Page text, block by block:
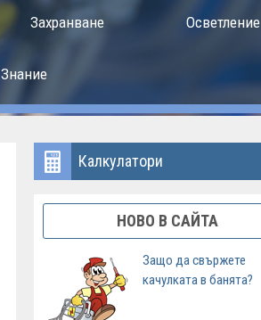
Захранване Осветление
Знание
Калкулатори
НОВО В САЙТА
Защо да свържете
качулката в банята?